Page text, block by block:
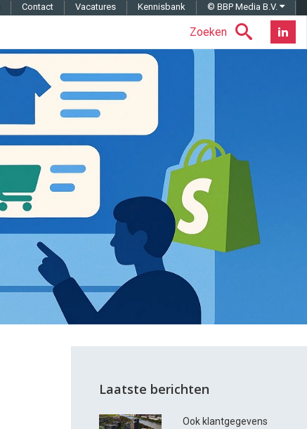
Zoeken
Contact Vacatures Kennisbank © BBP Media B.V.
Laatste berichten
Ook klantgegevens